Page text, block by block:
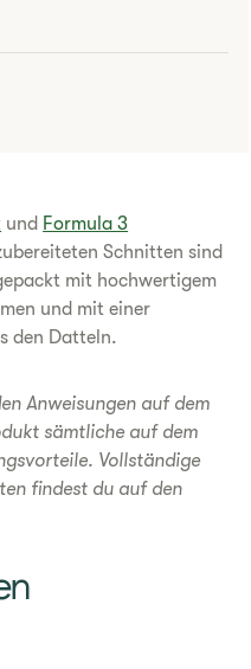
und Formula 3
Schnitten sind
mit hochwertigem
und mit einer
den Datteln.
Anweisungen auf dem
sämtliche auf dem
Vollständige
findest du auf den